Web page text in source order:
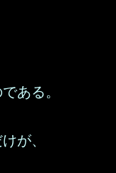
ある。
が、